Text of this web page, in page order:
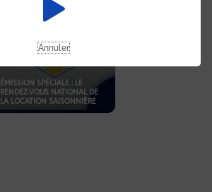
ÉMISSION SPÉCIALE : LE
RENDEZ-VOUS NATIONAL DE
LA LOCATION SAISONNIÈRE
Annuler